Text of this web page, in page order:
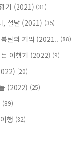
기 (2021) (31)
, 설날 (2021) (35)
날의 기억 (2021.. (88)
여행기 (2022) (9)
(20)
(2022) (25)
(89)
행 (82)